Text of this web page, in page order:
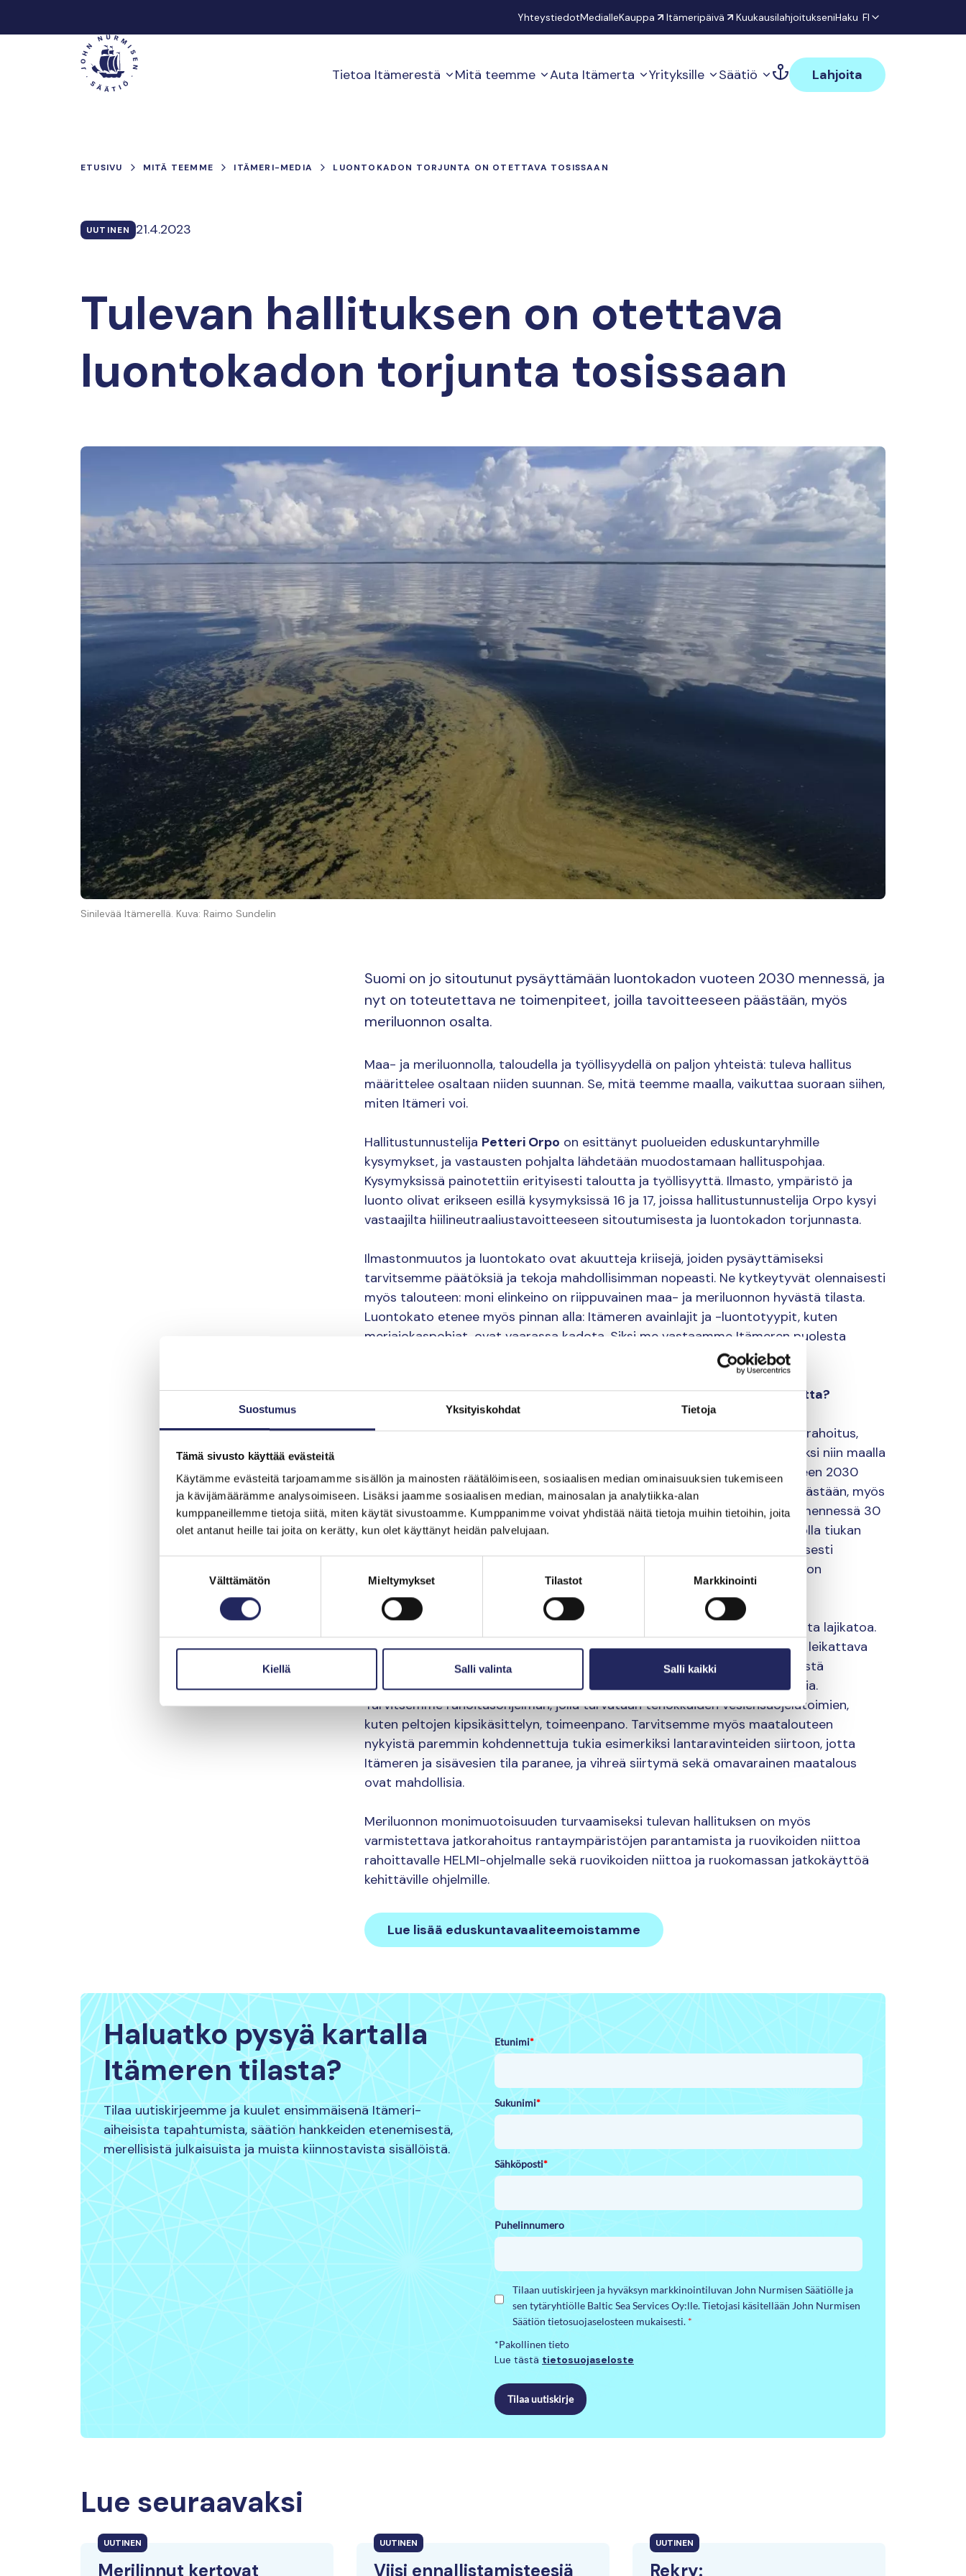
Suostumus Yksityiskohdat Tietoja
Tämä sivusto käyttää evästeitä
Käytämme evästeitä tarjoamamme sisällön ja mainosten räätälöimiseen, sosiaalisen median ominaisuuksien tukemiseen
ja kävijämäärämme analysoimiseen. Lisäksi jaamme sosiaalisen median, mainosalan ja analytiikka-alan
kumppaneillemme tietoja siitä, miten käytät sivustoamme. Kumppanimme voivat yhdistää näitä tietoja muihin tietoihin, joita
olet antanut heille tai joita on kerätty, kun olet käyttänyt heidän palvelujaan.
Välttämätön Mieltymykset Tilastot Markkinointi
Kiellä Salli valinta Salli kaikki
YhteystiedotMedialleKauppa Itämeripäivä KuukausilahjoitukseniHaku FI
Päävalikko Tietoa Itämerestä Mitä teemme Auta Itämerta Yrityksille Säätiö Lahjoita
ETUSIVU MITÄ TEEMME ITÄMERI-MEDIA LUONTOKADON TORJUNTA ON OTETTAVA TOSISSAAN
UUTINEN 21.4.2023
Tulevan hallituksen on otettava
luontokadon torjunta tosissaan
Sinilevää Itämerellä. Kuva: Raimo Sundelin
Suomi on jo sitoutunut pysäyttämään luontokadon vuoteen 2030 mennessä, ja
nyt on toteutettava ne toimenpiteet, joilla tavoitteeseen päästään, myös
meriluonnon osalta.
Maa- ja meriluonnolla, taloudella ja työllisyydellä on paljon yhteistä: tuleva hallitus
määrittelee osaltaan niiden suunnan. Se, mitä teemme maalla, vaikuttaa suoraan siihen,
miten Itämeri voi.
Hallitustunnustelija Petteri Orpo on esittänyt puolueiden eduskuntaryhmille
kysymykset, ja vastausten pohjalta lähdetään muodostamaan hallituspohjaa.
Kysymyksissä painotettiin erityisesti taloutta ja työllisyyttä. Ilmasto, ympäristö ja
luonto olivat erikseen esillä kysymyksissä 16 ja 17, joissa hallitustunnustelija Orpo kysyi
vastaajilta hiilineutraaliustavoitteeseen sitoutumisesta ja luontokadon torjunnasta.
Ilmastonmuutos ja luontokato ovat akuutteja kriisejä, joiden pysäyttämiseksi
tarvitsemme päätöksiä ja tekoja mahdollisimman nopeasti. Ne kytkeytyvät olennaisesti
myös talouteen: moni elinkeino on riippuvainen maa- ja meriluonnon hyvästä tilasta.
Luontokato etenee myös pinnan alla: Itämeren avainlajit ja -luontotyypit, kuten
meriajokaspohjat, ovat vaarassa kadota. Siksi me vastaamme Itämeren puolesta
Miten torjuisitte luontokatoa ja vahvistaisitte luonnon monimuotoisuutta?
Tulevan hallituksen on sitouduttava luontokadon torjuntaan ja turvattava rahoitus,
joka mahdollistaa kunnianhimoiset toimet monimuotoisuuden turvaamiseksi niin maalla
kuin vesistöissä. Suomi on jo sitoutunut pysäyttämään luontokadon vuoteen 2030
mennessä, ja nyt on toteutettava ne toimenpiteet, joilla tavoitteeseen päästään, myös
meriluonnon osalta. Hallituksen on tähdättävä siihen, että vuoteen 2030 mennessä 30
prosenttia vedenalaisesta luonnosta on suojeltu ja siitä kolmannes tulee olla tiukan
suojelun piirissä. Meriluonnon suojelu on kohdennettava erityisesti ekologisesti
arvokkaimmille vedenalaisille luontoalueille, jotka on tunnistettu meriluonnon
kartoituksissa.
Itämeren suurin uhka on rehevöityminen, ja se kiihdyttää myös pinnanalaista lajikatoa.
Siksi rehevöitymistä on vähennettävä. Mereen valuvaa ravinnekuormaa on leikattava
tehokkaasti erityisesti maataloudesta, sillä sen osuus merta rehevöittävästä
fosforikuormituksesta on 70 prosenttia, Saaristomerellä jopa 87 prosenttia.
Tarvitsemme rahoitusohjelman, jolla turvataan tehokkaiden vesiensuojelutoimien,
kuten peltojen kipsikäsittelyn, toimeenpano. Tarvitsemme myös maatalouteen
nykyistä paremmin kohdennettuja tukia esimerkiksi lantaravinteiden siirtoon, jotta
Itämeren ja sisävesien tila paranee, ja vihreä siirtymä sekä omavarainen maatalous
ovat mahdollisia.
Meriluonnon monimuotoisuuden turvaamiseksi tulevan hallituksen on myös
varmistettava jatkorahoitus rantaympäristöjen parantamista ja ruovikoiden niittoa
rahoittavalle HELMI-ohjelmalle sekä ruovikoiden niittoa ja ruokomassan jatkokäyttöä
kehittäville ohjelmille.
Lue lisää eduskuntavaaliteemoistamme
Haluatko pysyä kartalla
Itämeren tilasta?
Tilaa uutiskirjeemme ja kuulet ensimmäisenä Itämeri-
aiheisista tapahtumista, säätiön hankkeiden etenemisestä,
merellisistä julkaisuista ja muista kiinnostavista sisällöistä.
Etunimi*
Sukunimi*
Sähköposti*
Puhelinnumero
Tilaan uutiskirjeen ja hyväksyn markkinointiluvan John Nurmisen Säätiölle ja
sen tytäryhtiölle Baltic Sea Services Oy:lle. Tietojasi käsitellään John Nurmisen
Säätiön tietosuojaselosteen mukaisesti. *
*Pakollinen tieto
Lue tästä tietosuojaseloste
Tilaa uutiskirje
Lue seuraavaksi
UUTINEN
Merilinnut kertovat
UUTINEN
Viisi ennallistamisteesiä
UUTINEN
Rekry: